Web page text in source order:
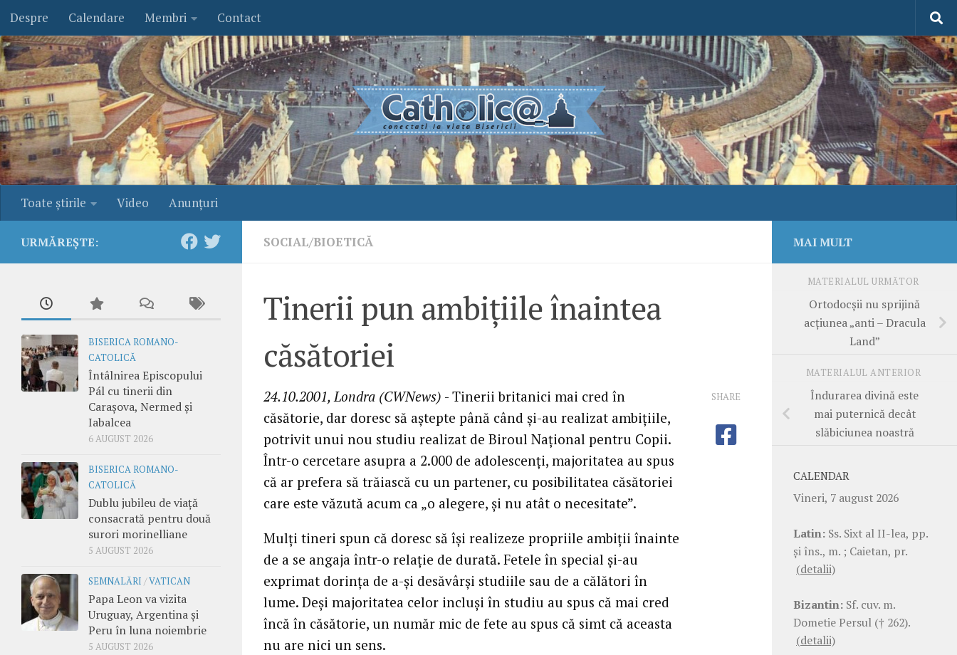
Skip to content
Despre Calendare Membri Contact
Toate ştirile Video Anunţuri
SOCIAL/BIOETICĂ
Tinerii pun ambiţiile înaintea
căsătoriei
24.10.2001, Londra (CWNews) - Tinerii britanici mai cred în
căsătorie, dar doresc să aştepte până când şi-au realizat ambiţiile,
potrivit unui nou studiu realizat de Biroul Naţional pentru Copii.
Într-o cercetare asupra a 2.000 de adolescenţi, majoritatea au spus
că ar prefera să trăiască cu un partener, cu posibilitatea căsătoriei
care este văzută acum ca „o alegere, şi nu atât o necesitate”.
Mulţi tineri spun că doresc să îşi realizeze propriile ambiţii înainte
de a se angaja într-o relaţie de durată. Fetele în special şi-au
exprimat dorinţa de a-şi desăvârşi studiile sau de a călători în
lume. Deşi majoritatea celor incluşi în studiu au spus că mai cred
încă în căsătorie, un număr mic de fete au spus că simt că aceasta
nu are nici un sens.
SHARE
URMĂREȘTE:
BISERICA ROMANO-
CATOLICĂ
Întâlnirea Episcopului
Pál cu tinerii din
Carașova, Nermed și
Iabalcea
6 AUGUST 2026
BISERICA ROMANO-
CATOLICĂ
Dublu jubileu de viață
consacrată pentru două
surori morinelliane
5 AUGUST 2026
SEMNALĂRI /VATICAN
Papa Leon va vizita
Uruguay, Argentina și
Peru în luna noiembrie
5 AUGUST 2026
MAI MULT
MATERIALUL URMĂTOR
Ortodocşii nu sprijină
acţiunea „anti – Dracula
Land”
MATERIALUL ANTERIOR
Îndurarea divină este
mai puternică decât
slăbiciunea noastră
CALENDAR
Vineri, 7 august 2026
Latin: Ss. Sixt al II-lea, pp.
şi îns., m. ; Caietan, pr.
(detalii)
Bizantin: Sf. cuv. m.
Dometie Persul († 262).
(detalii)